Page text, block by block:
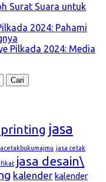
Surat Suara untuk
2024: Pahami
Pilkada 2024: Media
jasa
jasa cetak
jasa desain\
kalender kalender